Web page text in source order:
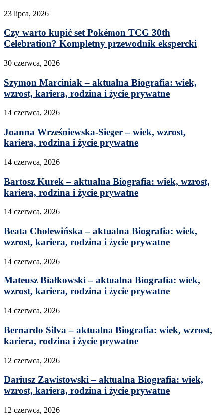
23 lipca, 2026
Czy warto kupić set Pokémon TCG 30th
Celebration? Kompletny przewodnik ekspercki
30 czerwca, 2026
Szymon Marciniak – aktualna Biografia: wiek,
wzrost, kariera, rodzina i życie prywatne
14 czerwca, 2026
Joanna Wrześniewska-Sieger – wiek, wzrost,
kariera, rodzina i życie prywatne
14 czerwca, 2026
Bartosz Kurek – aktualna Biografia: wiek, wzrost,
kariera, rodzina i życie prywatne
14 czerwca, 2026
Beata Cholewińska – aktualna Biografia: wiek,
wzrost, kariera, rodzina i życie prywatne
14 czerwca, 2026
Mateusz Białkowski – aktualna Biografia: wiek,
wzrost, kariera, rodzina i życie prywatne
14 czerwca, 2026
Bernardo Silva – aktualna Biografia: wiek, wzrost,
kariera, rodzina i życie prywatne
12 czerwca, 2026
Dariusz Zawistowski – aktualna Biografia: wiek,
wzrost, kariera, rodzina i życie prywatne
12 czerwca, 2026